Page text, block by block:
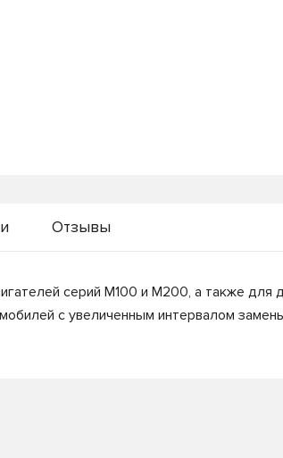
Отзывы
серий М100 и М200, а также
с увеличенным интервалом